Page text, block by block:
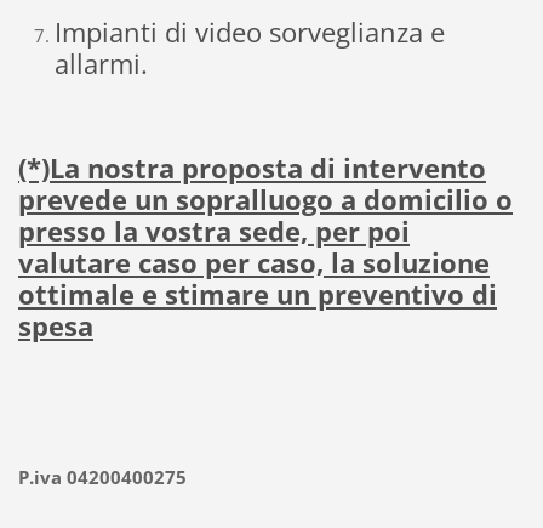
Impianti di video sorveglianza e
allarmi.
(*)La nostra proposta di intervento
prevede un sopralluogo a domicilio o
presso la vostra sede, per poi
valutare caso per caso, la soluzione
ottimale e stimare un preventivo di
spesa
P.iva 04200400275